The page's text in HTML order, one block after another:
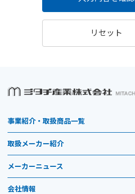
リセット
事業紹介・取扱商品一覧
取扱メーカー紹介
メーカーニュース
会社情報